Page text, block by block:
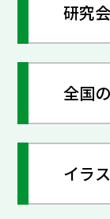
研究
全国
イラ